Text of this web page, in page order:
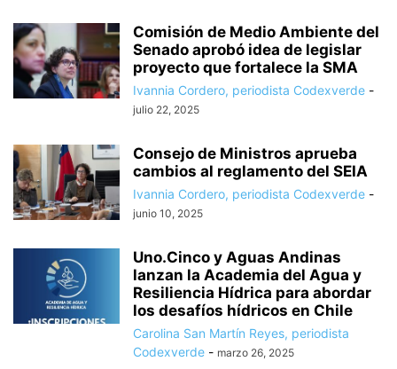
Comisión de Medio Ambiente del
Senado aprobó idea de legislar
proyecto que fortalece la SMA
Ivannia Cordero, periodista Codexverde -
julio 22, 2025
Consejo de Ministros aprueba
cambios al reglamento del SEIA
Ivannia Cordero, periodista Codexverde -
junio 10, 2025
Uno.Cinco y Aguas Andinas
lanzan la Academia del Agua y
Resiliencia Hídrica para abordar
los desafíos hídricos en Chile
Carolina San Martín Reyes, periodista
Codexverde - marzo 26, 2025